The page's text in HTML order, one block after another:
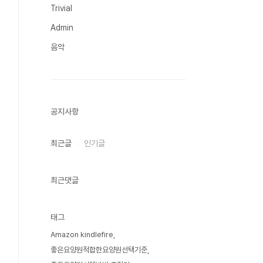
Trivial
Admin
음악
공지사항
최근글 인기글
최근댓글
태그
Amazon kindlefire
좋은요양원적합한요양원선택기준